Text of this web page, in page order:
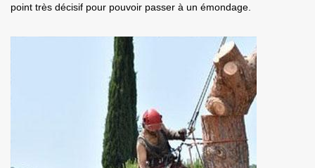
point très décisif pour pouvoir passer à un émondage.